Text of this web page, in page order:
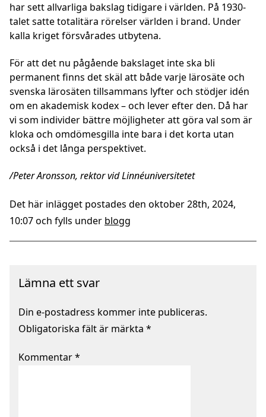
har sett allvarliga bakslag tidigare i världen. På 1930-
talet satte totalitära rörelser världen i brand. Under
kalla kriget försvårades utbytena.
För att det nu pågående bakslaget inte ska bli
permanent finns det skäl att både varje lärosäte och
svenska lärosäten tillsammans lyfter och stödjer idén
om en akademisk kodex – och lever efter den. Då har
vi som individer bättre möjligheter att göra val som är
kloka och omdömesgilla inte bara i det korta utan
också i det långa perspektivet.
/Peter Aronsson, rektor vid Linnéuniversitetet
Det här inlägget postades den oktober 28th, 2024,
10:07 och fylls under blogg
Lämna ett svar
Din e-postadress kommer inte publiceras.
Obligatoriska fält är märkta *
Kommentar*